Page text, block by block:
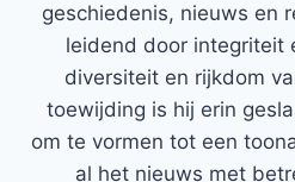
geschiedenis, nieuws en
leidend door integriteit
diversiteit en rijkdom
toewijding is hij erin
om te vormen tot een
al het nieuws met